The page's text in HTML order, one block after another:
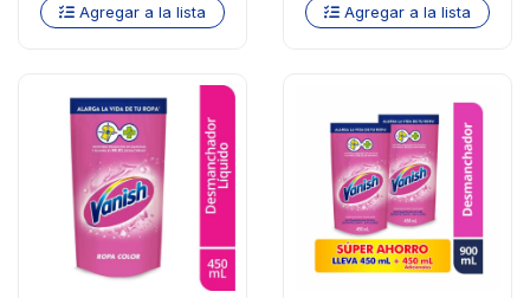
Agregar a la lista Agregar a la lista